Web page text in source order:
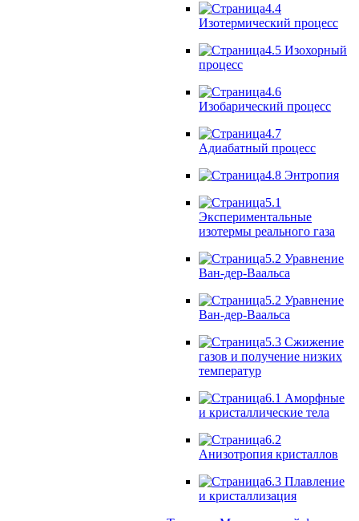
4.4
Изотермический процесс
4.5 Изохорный
процесс
4.6
Изобарический процесс
4.7
Адиабатный процесс
4.8 Энтропия
5.1
Экспериментальные
изотермы реального газа
5.2 Уравнение
Ван-дер-Ваальса
5.2 Уравнение
Ван-дер-Ваальса
5.3 Сжижение
газов и получение низких
температур
6.1 Аморфные
и кристаллические тела
6.2
Анизотропия кристаллов
6.3 Плавление
и кристаллизация